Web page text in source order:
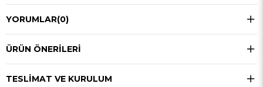
YORUMLAR(0)
ÜRÜN ÖNERILERI
TESLIMAT VE KURULUM